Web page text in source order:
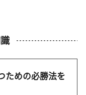
ための必勝法を